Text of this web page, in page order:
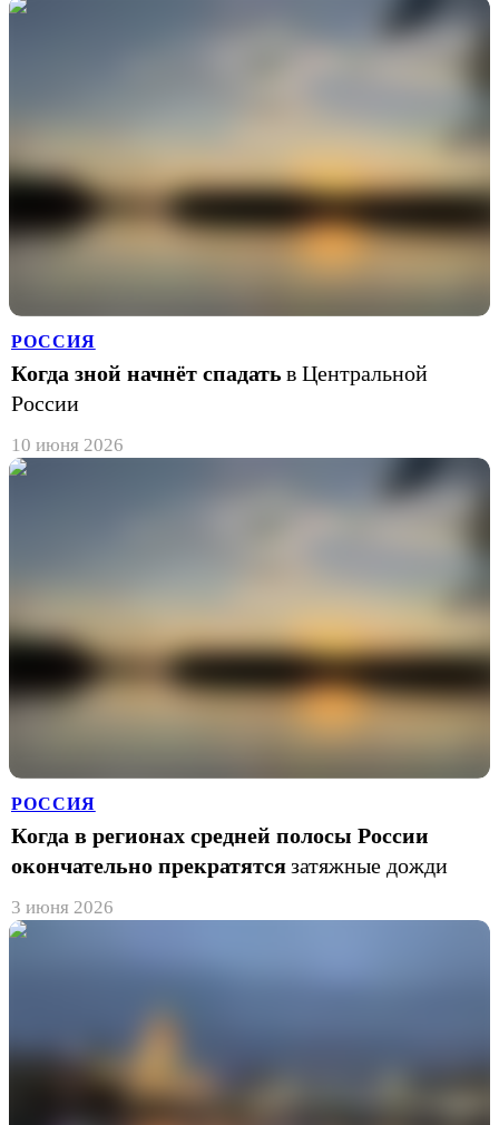
РОССИЯ
Когда зной начнёт спадать в Центральной
России
10 июня 2026
РОССИЯ
Когда в регионах средней полосы России
окончательно прекратятсязатяжные дожди
3 июня 2026